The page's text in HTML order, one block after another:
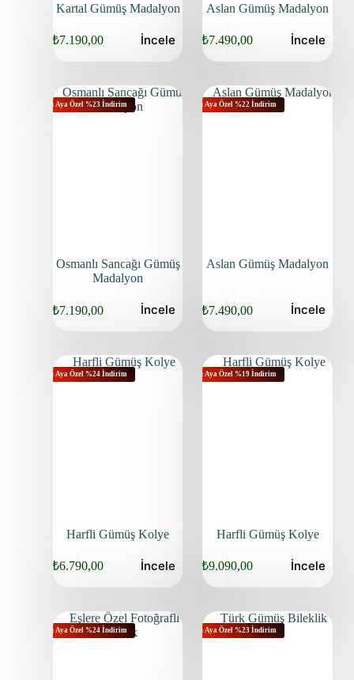
Kartal Gümüş Madalyon
₺7.190,00 İncele
Aslan Gümüş Madalyon
₺7.490,00 İncele
Bu Aya Özel %23 İndirim
Osmanlı Sancağı Gümüş
Madalyon
₺7.190,00 İncele
Bu Aya Özel %22 İndirim
Aslan Gümüş Madalyon
₺7.490,00 İncele
Bu Aya Özel %24 İndirim
Harfli Gümüş Kolye
₺6.790,00 İncele
Bu Aya Özel %19 İndirim
Harfli Gümüş Kolye
₺9.090,00 İncele
Bu Aya Özel %24 İndirim Bu Aya Özel %23 İndirim